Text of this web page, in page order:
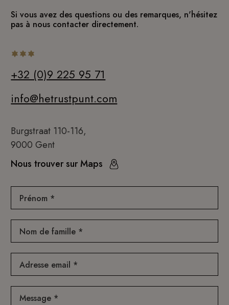
Si vous avez des questions ou des remarques, n'hésitez
pas à nous contacter directement.
+32 (0)9 225 95 71
info@hetrustpunt.com
Burgstraat 110-116,
9000 Gent
Nous trouver sur Maps
Prénom *
Nom de famille *
Adresse email *
Message *